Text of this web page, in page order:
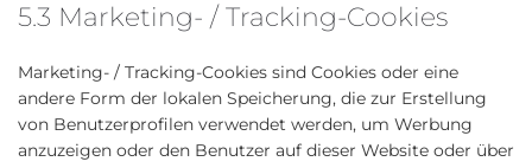
5.3 Marketing- / Tracking-Cookies
Marketing- / Tracking-Cookies sind Cookies oder eine
andere Form der lokalen Speicherung, die zur Erstellung
von Benutzerprofilen verwendet werden, um Werbung
anzuzeigen oder den Benutzer auf dieser Website oder über